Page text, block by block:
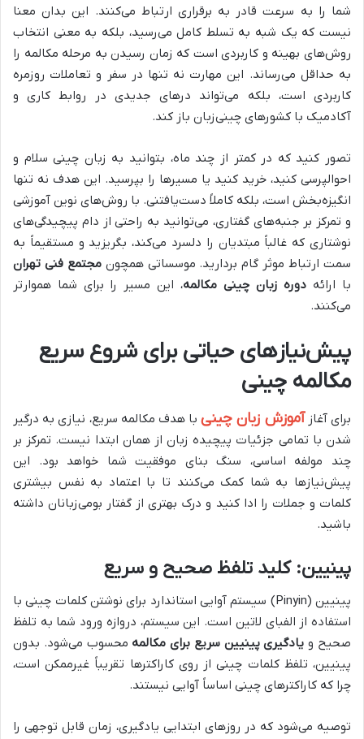
شما را به سرعت قادر به برقراری ارتباط می‌کنند. این بدان معنا
نیست که یک شبه به تسلط کامل می‌رسید، بلکه به معنی انتخاب
روش‌های بهینه و کاربردی است که زمان رسیدن به مرحله مکالمه را
به حداقل می‌رساند. این مهارت نه تنها در سفر و تعاملات روزمره
کاربردی است، بلکه می‌تواند درهای جدیدی در روابط کاری و
آکادمیک با کشورهای چینی‌زبان باز کند.
تصور کنید که در کمتر از چند ماه، بتوانید به زبان چینی سلام و
احوالپرسی کنید، خرید کنید یا مسیرها را بپرسید. این هدف نه تنها
انگیزه‌بخش است، بلکه کاملاً دست‌یافتنی. با روش‌های نوین آموزشی
و تمرکز بر جنبه‌های گفتاری، می‌توانید به راحتی از دام پیچیدگی‌های
نوشتاری که غالباً مبتدیان را دلسرد می‌کند، بگریزید و مستقیماً به
سمت ارتباط موثر گام بردارید. موسساتی همچونمجتمع فنی تهران
با ارائه دوره زبان چینی مکالمه، این مسیر را برای شما هموارتر
می‌کنند.
پیش‌نیازهای حیاتی برای شروع سریع
مکالمه چینی
برای آغازآموزش زبان چینیبا هدف مکالمه سریع، نیازی به درگیر
شدن با تمامی جزئیات پیچیده زبان از همان ابتدا نیست. تمرکز بر
چند مولفه اساسی، سنگ بنای موفقیت شما خواهد بود. این
پیش‌نیازها به شما کمک می‌کنند تا با اعتماد به نفس بیشتری
کلمات و جملات را ادا کنید و درک بهتری از گفتار بومی‌زبانان داشته
باشید.
پینیین: کلید تلفظ صحیح و سریع
پینیین (Pinyin) سیستم آوایی استاندارد برای نوشتن کلمات چینی با
استفاده از الفبای لاتین است. این سیستم، دروازه ورود شما به تلفظ
صحیح و یادگیری پینیین سریع برای مکالمه محسوب می‌شود. بدون
پینیین، تلفظ کلمات چینی از روی کاراکترها تقریباً غیرممکن است،
چرا که کاراکترهای چینی اساساً آوایی نیستند.
توصیه می‌شود که در روزهای ابتدایی یادگیری، زمان قابل توجهی را